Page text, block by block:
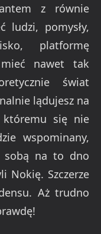
z równie
ludzi, pomysły,
platformę
nawet tak
świat
lądujesz na
się nie
wspominany,
sobą na to dno
Nokię. Szczerze
Aż trudno